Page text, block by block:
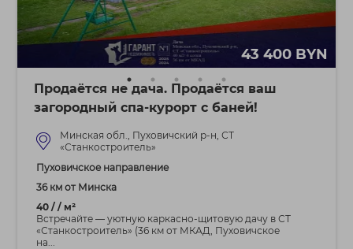
43 400 BYN
Продаётся не дача. Продаётся ваш
загородный спа-курорт с баней!
Минская обл., Пуховичский р-н, СТ
«Станкостроитель»
Пуховичское направление
36 км от Минска
40 / / м²
Встречайте — уютную каркасно-щитовую дачу в СТ
«Станкостроитель» (36 км от МКАД, Пуховичское
на...